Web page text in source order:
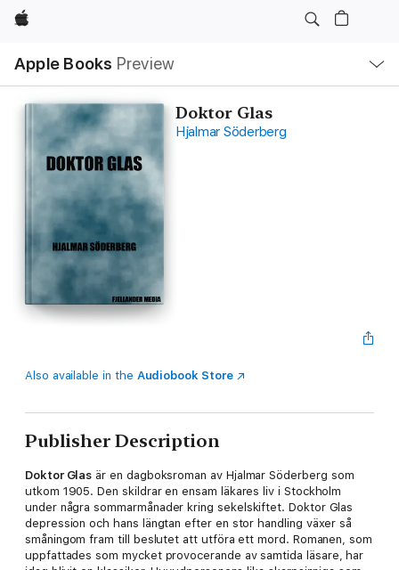
Apple
Apple Books Preview
Nav
Open
Menu
Doktor Glas
Hjalmar Söderberg
Also available in the Audiobook Store
Publisher Description
Doktor Glas är en dagboksroman av Hjalmar Söderberg som
utkom 1905. Den skildrar en ensam läkares liv i Stockholm
under några sommarmånader kring sekelskiftet. Doktor Glas
depression och hans längtan efter en stor handling växer så
småningom fram till beslutet att utföra ett mord. Romanen, som
uppfattades som mycket provocerande av samtida läsare, har